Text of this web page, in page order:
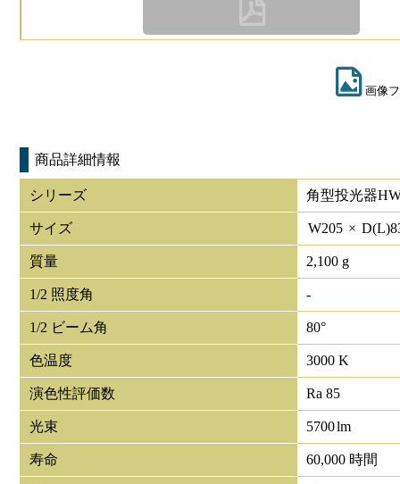
画像
商品詳細情報
シリーズ 角型投光器
サイズ W205 × D(L)
質量 2,100 g
1/2 照度角 -
1/2 ビーム角 80°
色温度 3000 K
演色性評価数 Ra 85
光束 5700lm
寿命 60,000 時間